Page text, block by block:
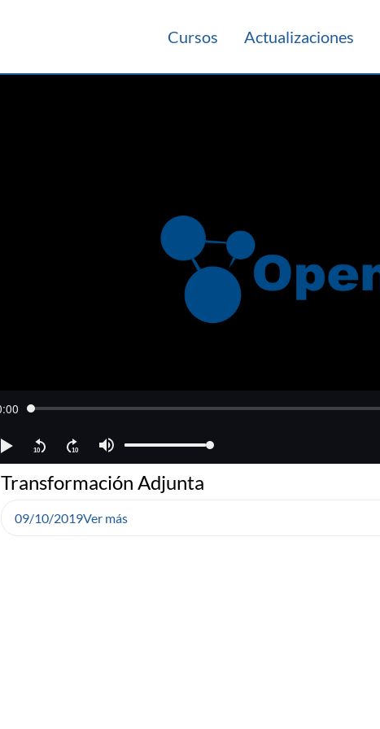
Cursos Actualizaciones
Transformación Adjunta
09/10/2019Ver más